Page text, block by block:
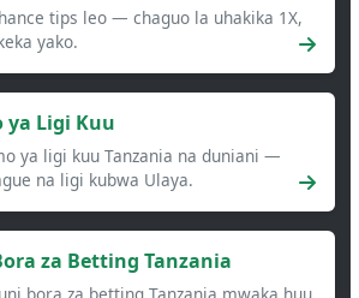
tips leo — chaguo la uhakika 1X,
yako.
ya Ligi Kuu
ya ligi kuu Tanzania na duniani —
na ligi kubwa Ulaya.
za Betting Tanzania